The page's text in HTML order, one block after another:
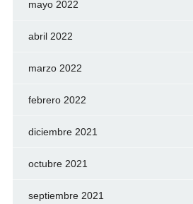
mayo 2022
abril 2022
marzo 2022
febrero 2022
diciembre 2021
octubre 2021
septiembre 2021